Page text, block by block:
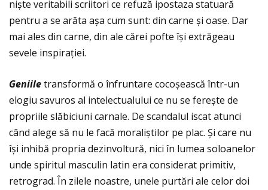
niște veritabili scriitori ce refuză ipostaza statuară
pentru a se arăta așa cum sunt: din carne și oase. Dar
mai ales din carne, din ale cărei pofte își extrăgeau
sevele inspiraţiei.
Geniiletransformă o înfruntare cocoșească într-un
elogiu savuros al intelectualului ce nu se ferește de
propriile slăbiciuni carnale. De scandalul iscat atunci
când alege să nu le facă moraliștilor pe plac. Şi care nu
își inhibă propria dezinvoltură, nici în lumea soloanelor
unde spiritul masculin latin era considerat primitiv,
retrograd. În zilele noastre, unele purtări ale celor doi